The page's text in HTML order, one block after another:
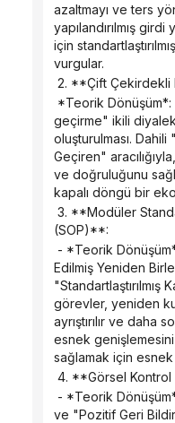
azaltmayı ve ters
yapılandırılmış
için
vurgular.
2. **Çift Çekirdekli
geçirme" ikili
oluşturulması.
Geçiren"
ve doğruluğunu
kapalı döngü bir
(SOP)**:
Edilmiş Yeniden
"Standartlaştırılmış
görevler, yeniden
ayrıştırılır ve daha
esnek genişlemesini
sağlamak için
4. **Görsel Kontrol
ve "Pozitif Geri